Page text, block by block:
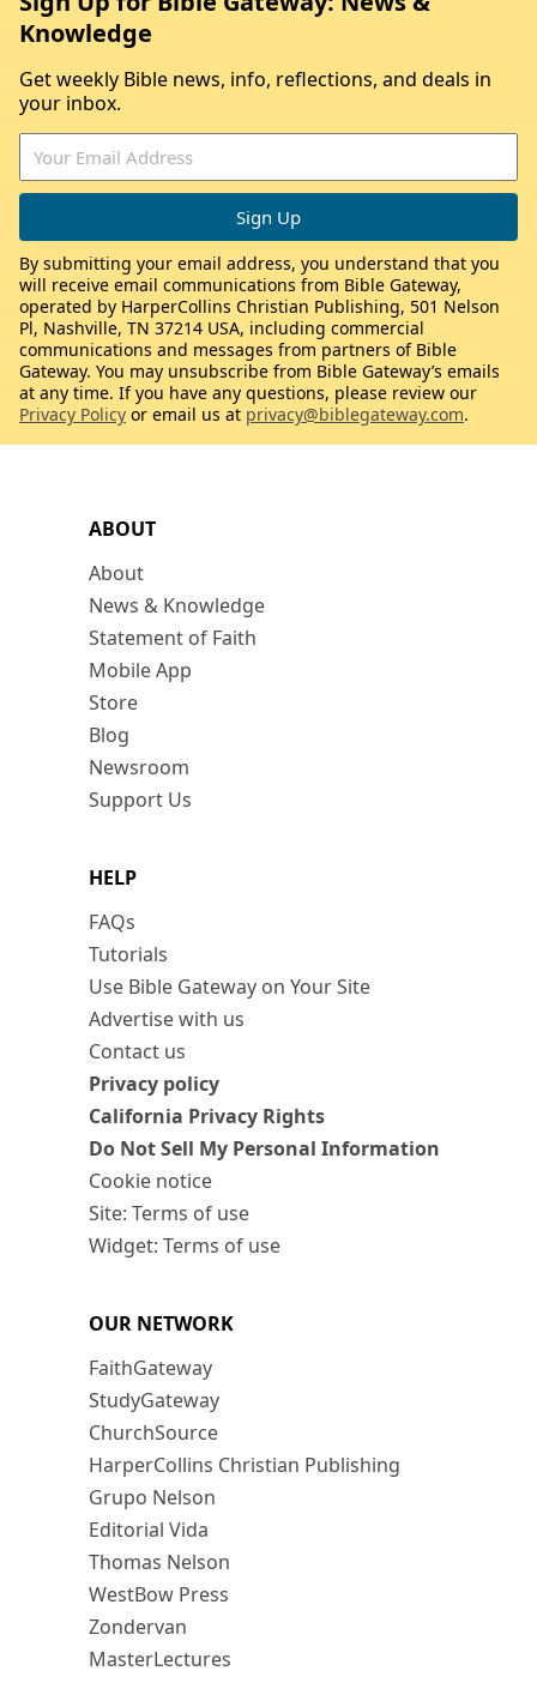
ABOUT
About
News & Knowledge
Statement of Faith
Mobile App
Store
Blog
Newsroom
Support Us
HELP
FAQs
Tutorials
Use Bible Gateway on Your Site
Advertise with us
Contact us
Privacy policy
California Privacy Rights
Do Not Sell My Personal Information
Cookie notice
Site: Terms of use
Widget: Terms of use
OUR NETWORK
FaithGateway
StudyGateway
ChurchSource
HarperCollins Christian Publishing
Grupo Nelson
Editorial Vida
Thomas Nelson
WestBow Press
Zondervan
MasterLectures
Knowledge
Get weekly Bible news, info, reflections, and deals in
your inbox.
By submitting your email address, you understand that you
will receive email communications from Bible Gateway,
operated by HarperCollins Christian Publishing, 501 Nelson
Pl, Nashville, TN 37214 USA, including commercial
communications and messages from partners of Bible
Gateway. You may unsubscribe from Bible Gateway’s emails
at any time. If you have any questions, please review our
Privacy Policy or email us at privacy@biblegateway.com.